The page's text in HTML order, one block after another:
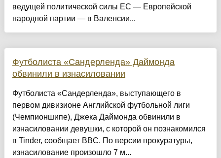
ведущей политической силы ЕС — Европейской
народной партии — в Валенсии...
Футболиста «Сандерленда» Даймонда
обвинили в изнасиловании
Футболиста «Сандерленда», выступающего в
первом дивизионе Английской футбольной лиги
(Чемпионшипе), Джека Даймонда обвинили в
изнасиловании девушки, с которой он познакомился
в Tinder, сообщает BBC. По версии прокуратуры,
изнасилование произошло 7 м...